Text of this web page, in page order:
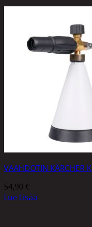
VAAHDOTIN KÄRCHER K
54,90 €
Lue Lisää